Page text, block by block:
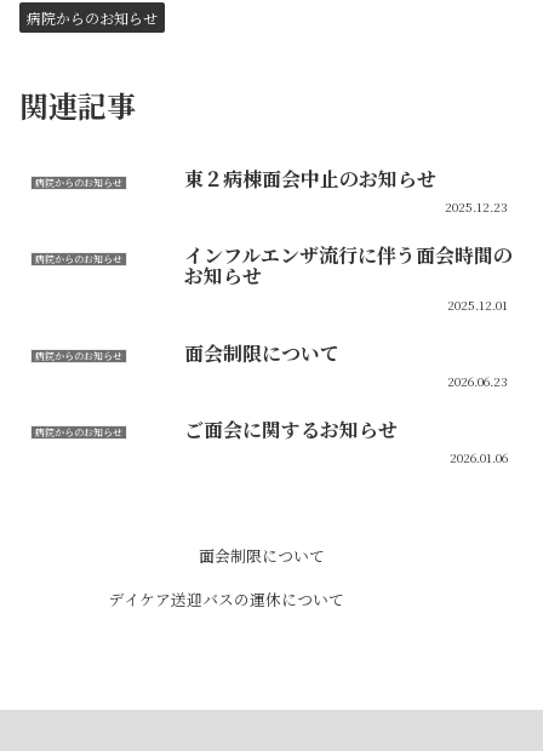
病院からのお知らせ
関連記事
病院からのお知らせ 東２病棟面会中止のお知らせ
2025.12.23
病院からのお知らせ インフルエンザ流行に伴う面会時間の
お知らせ
2025.12.01
病院からのお知らせ 面会制限について
2026.06.23
病院からのお知らせ ご面会に関するお知らせ
2026.01.06
面会制限について
デイケア送迎バスの運休について